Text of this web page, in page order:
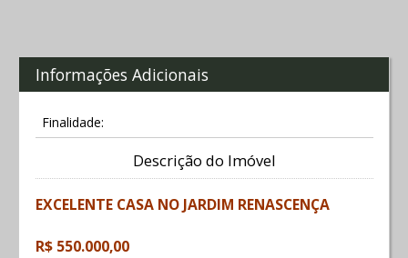
Informações Adicionais
Finalidade:
Descrição do Imóvel
EXCELENTE CASA NO JARDIM RENASCENÇA
R$ 550.000,00